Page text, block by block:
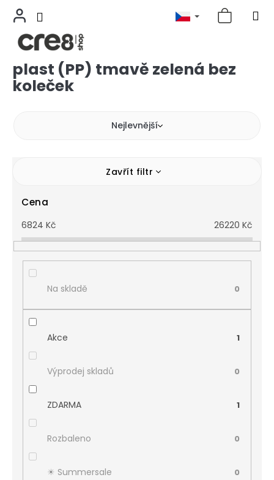
Přejít
obsah
plast (PP) tmavě zelená bez
koleček
Nejlevnější
Zavřít filtr
Cena
6824 Kč 26220 Kč
Na skladě 0
Akce 1
Výprodej skladů 0
ZDARMA 1
Rozbaleno 0
☀︎ Summersale 0